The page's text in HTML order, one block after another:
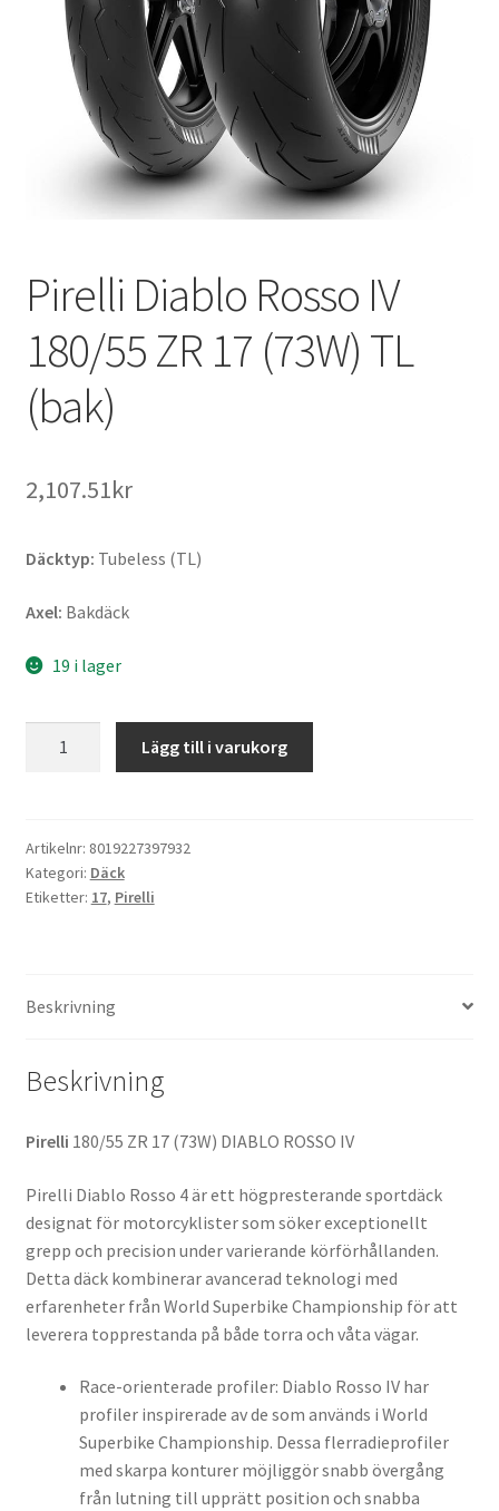
Pirelli Diablo Rosso IV
180/55 ZR 17 (73W) TL
(bak)
2,107.51kr
Däcktyp: Tubeless (TL)
Axel: Bakdäck
19 i lager
180/55
ZR
17
mängd
Lägg till i varukorg
Artikelnr: 8019227397932
Kategori: Däck
Etiketter: 17, Pirelli
Beskrivning
Beskrivning
Pirelli 180/55 ZR 17 (73W) DIABLO ROSSO IV
Pirelli Diablo Rosso 4 är ett högpresterande sportdäck
designat för motorcyklister som söker exceptionellt
grepp och precision under varierande körförhållanden.
Detta däck kombinerar avancerad teknologi med
erfarenheter från World Superbike Championship för att
leverera topprestanda på både torra och våta vägar.
Race-orienterade profiler: Diablo Rosso IV har
profiler inspirerade av de som används i World
Superbike Championship. Dessa flerradieprofiler
med skarpa konturer möjliggör snabb övergång
från lutning till upprätt position och snabba